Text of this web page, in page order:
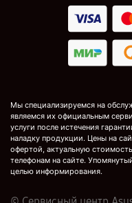
Мы специализируемся на
являемся их официальным
услуги после истечения
наладку продукции. Цены на
офертой, актуальную
телефонам на сайте.
целью информирования.